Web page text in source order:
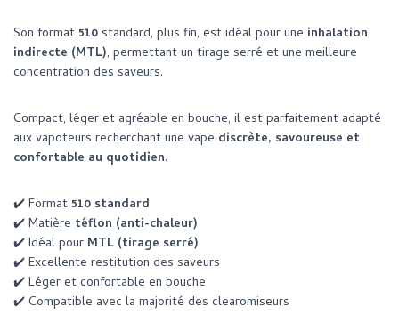
Son format510standard, plus fin, est idéal pour une inhalation
indirecte (MTL), permettant un tirage serré et une meilleure
concentration des saveurs.
Compact, léger et agréable en bouche, il est parfaitement adapté
aux vapoteurs recherchant une vape discrète, savoureuse et
confortable au quotidien.
✔️ Format510 standard
✔️ Matière téflon (anti-chaleur)
✔️ Idéal pour MTL (tirage serré)
✔️ Excellente restitution des saveurs
✔️ Léger et confortable en bouche
✔️ Compatible avec la majorité des clearomiseurs